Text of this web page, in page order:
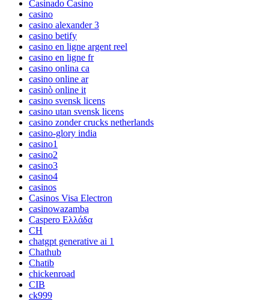
Casinado Casino
casino
casino alexander 3
casino betify
casino en ligne argent reel
casino en ligne fr
casino onlina ca
casino online ar
casinò online it
casino svensk licens
casino utan svensk licens
casino zonder crucks netherlands
casino-glory india
casino1
casino2
casino3
casino4
casinos
Casinos Visa Electron
casinowazamba
Caspero Ελλάδα
CH
chatgpt generative ai 1
Chathub
Chatib
chickenroad
CIB
ck999